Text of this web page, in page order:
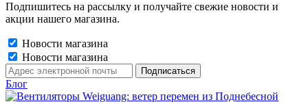
Подпишитесь на рассылку и получайте свежие новости и
акции нашего магазина.
Новости магазина
Новости магазина
Блог